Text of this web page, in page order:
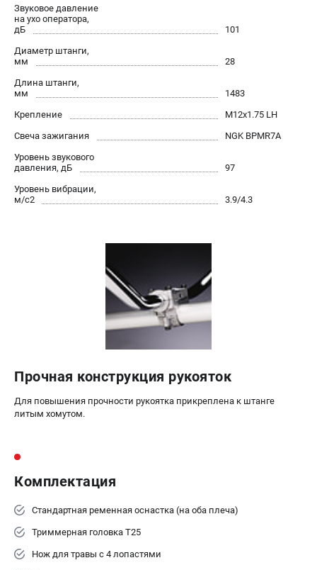
проспект Александровской Фермы, 29АЛ
Режим работы колл-центра:
ЗАКАЗ ЗАПЧАСТЕЙ
Звуковое давление
на ухо оператора,
дБ
101
Диаметр штанги,
мм
28
Длина штанги,
мм
1483
Крепление
М12х1.75 LH
Свеча зажигания
NGK BPMR7A
Уровень звукового
давления, дБ
97
Уровень вибрации,
м/с2
3.9/4.3
Прочная конструкция рукояток
Для повышения прочности рукоятка прикреплена к штанге
литым хомутом.
Комплектация
Стандартная ременная оснастка (на оба плеча)
Триммерная головка T25
Нож для травы с 4 лопастями